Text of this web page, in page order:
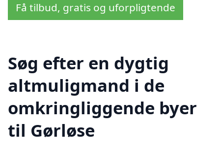
Få tilbud, gratis og uforpligtende
Søg efter en dygtig
altmuligmand i de
omkringliggende byer
til Gørløse